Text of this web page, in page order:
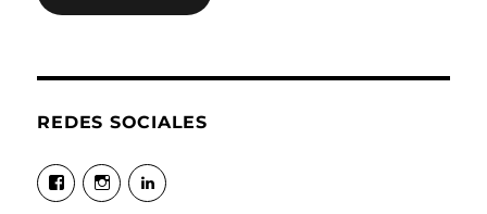
REDES SOCIALES
Ver
perfil
Ver
perfil
Ver
perfil